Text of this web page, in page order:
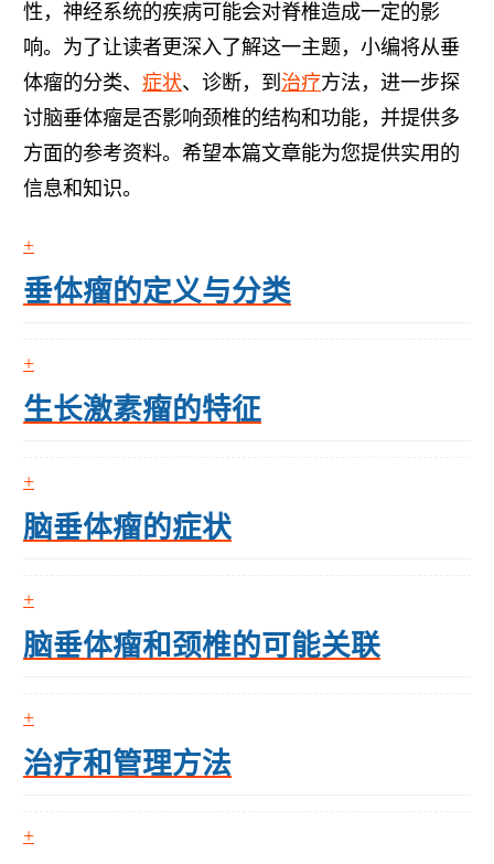
性，神经系统的疾病可能会对脊椎造成一定的影
响。为了让读者更深入了解这一主题，小编将从垂
体瘤的分类、 症状、诊断，到 治疗方法，进一步探
讨脑垂体瘤是否影响颈椎的结构和功能，并提供多
方面的参考资料。希望本篇文章能为您提供实用的
信息和知识。
垂体瘤的定义与分类
生长激素瘤的特征
脑垂体瘤的症状
脑垂体瘤和颈椎的可能关联
治疗和管理方法